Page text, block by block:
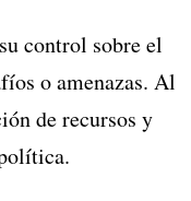
control sobre el
o amenazas. Al
de recursos y